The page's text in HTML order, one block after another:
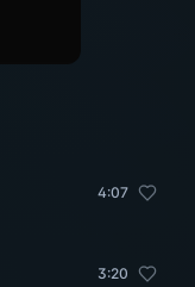
4:07
3:20